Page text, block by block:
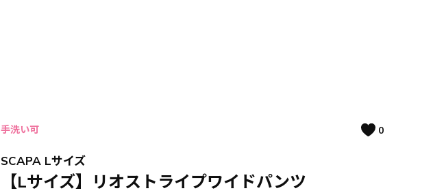
手洗い可 0
SCAPA Lサイズ
【Lサイズ】リオストライプワイドパンツ